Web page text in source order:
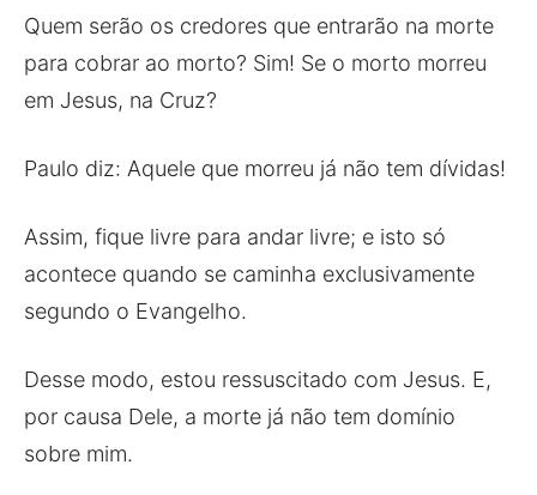
Quem serão os credores que entrarão na morte
para cobrar ao morto? Sim! Se o morto morreu
em Jesus, na Cruz?
Paulo diz: Aquele que morreu já não tem dívidas!
Assim, fique livre para andar livre; e isto só
acontece quando se caminha exclusivamente
segundo o Evangelho.
Desse modo, estou ressuscitado com Jesus. E,
por causa Dele, a morte já não tem domínio
sobre mim.